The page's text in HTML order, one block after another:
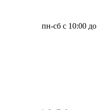
пн-сб с 10:00 до